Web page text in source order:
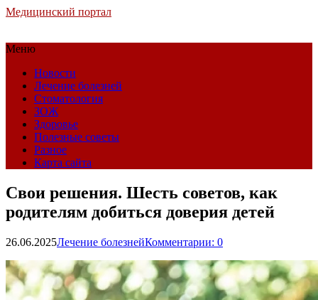
Медицинский портал
Меню
Новости
Лечение болезней
Стоматология
ЗОЖ
Здоровье
Полезные советы
Разное
Карта сайта
Свои решения. Шесть советов, как
родителям добиться доверия детей
26.06.2025Лечение болезнейКомментарии: 0